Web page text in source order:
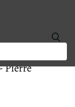
Pierre